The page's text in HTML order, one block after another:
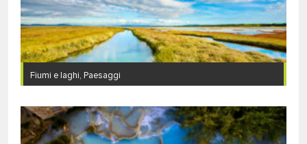
Fiumi e laghi, Paesaggi